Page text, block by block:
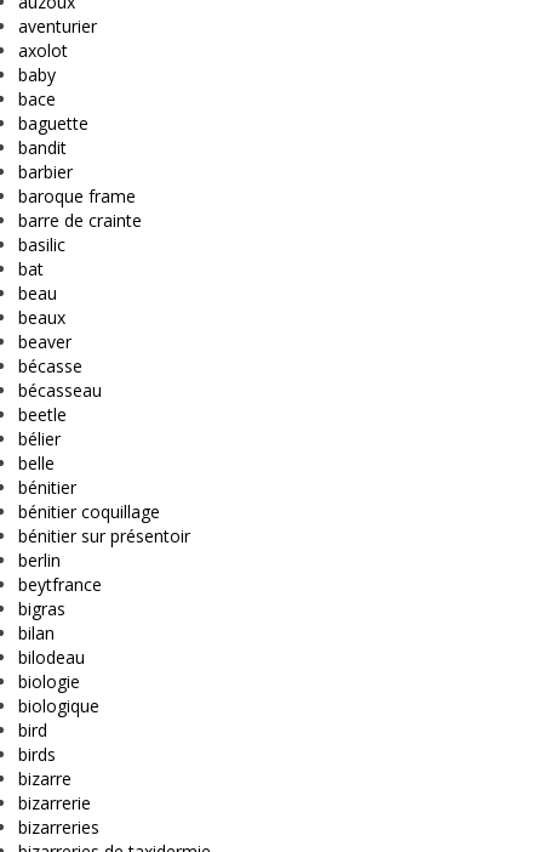
aventurier
axolot
baby
bace
baguette
bandit
barbier
baroque frame
barre de crainte
basilic
bat
beau
beaux
beaver
bécasse
bécasseau
beetle
bélier
belle
bénitier
bénitier coquillage
bénitier sur présentoir
berlin
beytfrance
bigras
bilan
bilodeau
biologie
biologique
bird
birds
bizarre
bizarrerie
bizarreries